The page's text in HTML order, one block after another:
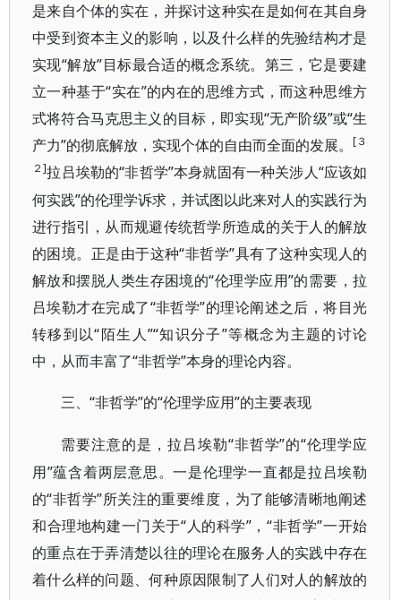
是来自个体的实在，并探讨这种实在是如何在其自身
中受到资本主义的影响，以及什么样的先验结构才是
实现“解放”目标最合适的概念系统。第三，它是要建
立一种基于“实在”的内在的思维方式，而这种思维方
式将符合马克思主义的目标，即实现“无产阶级”或“生
产力”的彻底解放，实现个体的自由而全面的发展。
[３
２]拉吕埃勒的“非哲学”本身就固有一种关涉人“应该如
何实践”的伦理学诉求，并试图以此来对人的实践行为
进行指引，从而规避传统哲学所造成的关于人的解放
的困境。正是由于这种“非哲学”具有了这种实现人的
解放和摆脱人类生存困境的“伦理学应用”的需要，拉
吕埃勒才在完成了“非哲学”的理论阐述之后，将目光
转移到以“陌生人”“知识分子”等概念为主题的讨论
中，从而丰富了“非哲学”本身的理论内容。
三、 “非哲学”的“伦理学应用”的主要表现
需要注意的是，拉吕埃勒“非哲学”的“伦理学应
用”蕴含着两层意思。一是伦理学一直都是拉吕埃勒
的“非哲学”所关注的重要维度，为了能够清晰地阐述
和合理地构建一门关于“人的科学”，“非哲学”一开始
的重点在于弄清楚以往的理论在服务人的实践中存在
着什么样的问题、何种原因限制了人们对人的解放的